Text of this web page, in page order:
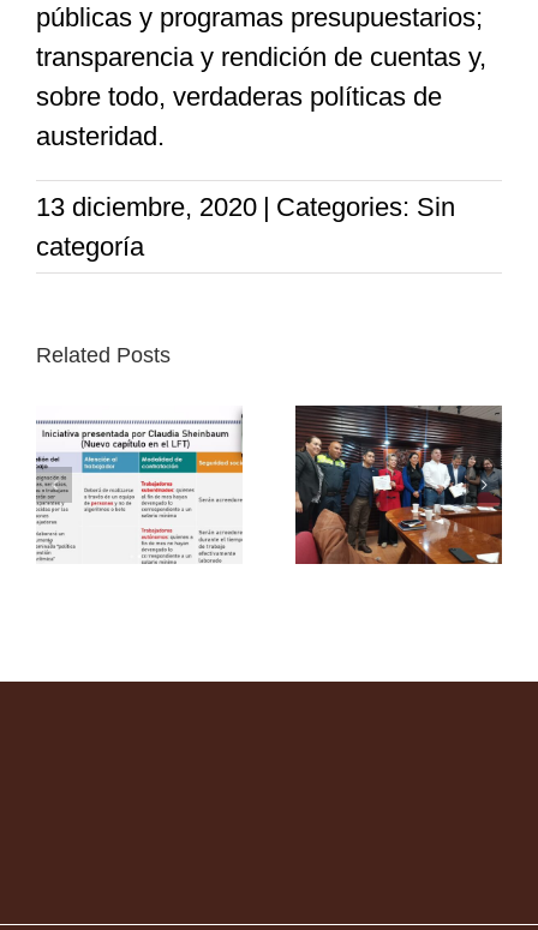
públicas y programas presupuestarios;
transparencia y rendición de cuentas y,
sobre todo, verdaderas políticas de
austeridad.
13 diciembre, 2020 | Categories: Sin
categoría
Related Posts